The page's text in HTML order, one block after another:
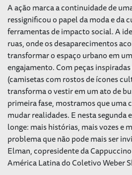
A ação marca a continuidade de
ressignificou o papel da moda e da
ferramentas de impacto social. A
ruas, onde os desaparecimentos
transformar o espaço urbano em
engajamento. Com peças
(camisetas com rostos de ícones
transforma o vestir em um ato de
primeira fase, mostramos que uma
mudar realidades. E nesta segunda
longe: mais histórias, mais vozes e
problema que não pode mais ser
Elman, copresidente da
América Latina do Coletivo Weber